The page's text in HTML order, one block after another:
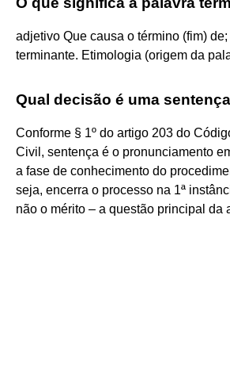
adjetivo Que causa o término (fim)
terminante. Etimologia (origem da
Qual decisão é uma
Conforme § 1º do artigo 203 do
Civil, sentença é o pronunciamento
a fase de conhecimento do
seja, encerra o processo na 1ª
não o mérito – a questão principal da